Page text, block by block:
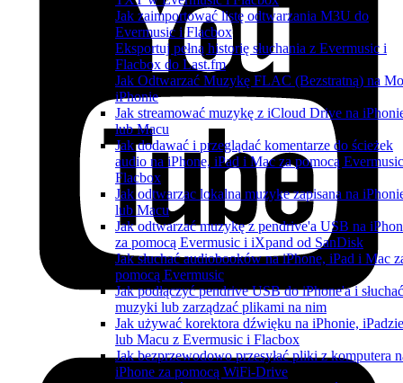
Jak zaimportować listę odtwarzania M3U do
Evermusic i Flacbox
Eksportuj pełną historię słuchania z Evermusic i
Flacbox do Last.fm
Jak Odtwarzać Muzykę FLAC (Bezstratną) na
iPhonie
Jak streamować muzykę z iCloud Drive na
lub Macu
Jak dodawać i przeglądać komentarze do ścieżek
audio na iPhone, iPad i Mac za pomocą
Flacbox
Jak odtwarzac lokalna muzyke zapisana na
lub Macu
Jak odtwarzać muzykę z pendrive'a USB na
za pomocą Evermusic i iXpand od SanDisk
Jak słuchać audiobooków na iPhone, iPad i Mac
pomocą Evermusic
Jak podłączyć pendrive USB do iPhone'a i słuchać
muzyki lub zarządzać plikami na nim
Jak używać korektora dźwięku na iPhonie, iPadzie
lub Macu z Evermusic i Flacbox
Jak bezprzewodowo przesyłać pliki z komputera
iPhone za pomocą WiFi-Drive